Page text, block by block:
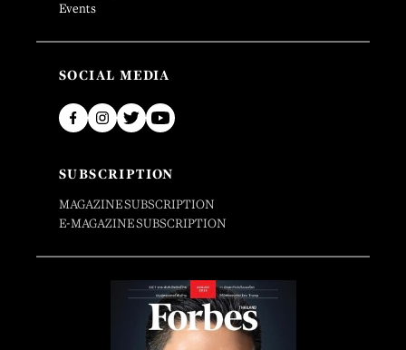
Events
SOCIAL MEDIA
SUBSCRIPTION
MAGAZINE SUBSCRIPTION
E-MAGAZINE SUBSCRIPTION